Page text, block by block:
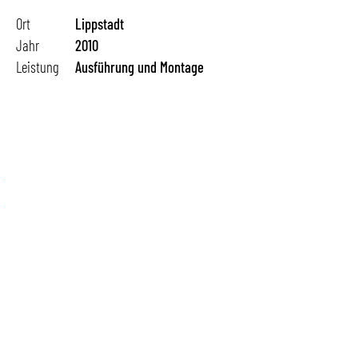
Ort
Lippstadt
Jahr
2010
Leistung
Ausführung und Montage